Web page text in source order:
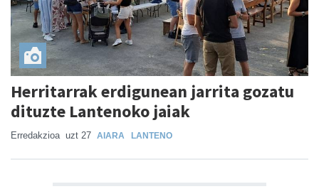
Herritarrak erdigunean jarrita gozatu
dituzte Lantenoko jaiak
Erredakzioa uzt 27 AIARA LANTENO